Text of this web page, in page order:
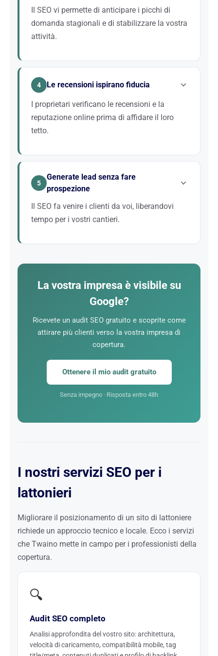
lasciate il campo libero ai vostri concorrenti.
Il SEO vi permette di anticipare i picchi di
domanda stagionali e di stabilizzare la vostra
attività.
L’attività di copertura conosce variazioni stagionali
(contenuti sulla manutenzione prima dell’inverno, la
quando la domanda esplode. Risultato: un
portafoglio ordini più regolare.
4 Le recensioni ispirano fiducia
I proprietari verificano le recensioni e la
reputazione online prima di affidare il loro
tetto.
Il tetto è un investimento importante. I clienti
SEO che integra la gestione delle recensioni Google e
la valorizzazione dei vostri lavori rassicura i
5
Generate lead senza fare
prospezione
Il SEO fa venire i clienti da voi, liberandovi
tempo per i vostri cantieri.
Come lattoniere, il vostro tempo è sui cantieri, non al
e voi non dovete fare altro che rispondere.
La vostra impresa è visibile su
Google?
Ricevete un audit SEO gratuito e scoprite come
attirare più clienti verso la vostra impresa di
copertura.
Ottenere il mio audit gratuito
Senza impegno · Risposta entro 48h
I nostri servizi SEO per i
lattonieri
Migliorare il posizionamento di un sito di lattoniere
richiede un approccio tecnico e locale. Ecco i servizi
che Twaino mette in campo per i professionisti della
copertura.
🔍
Audit SEO completo
Analisi approfondita del vostro sito: architettura,
velocità di caricamento, compatibilità mobile, tag